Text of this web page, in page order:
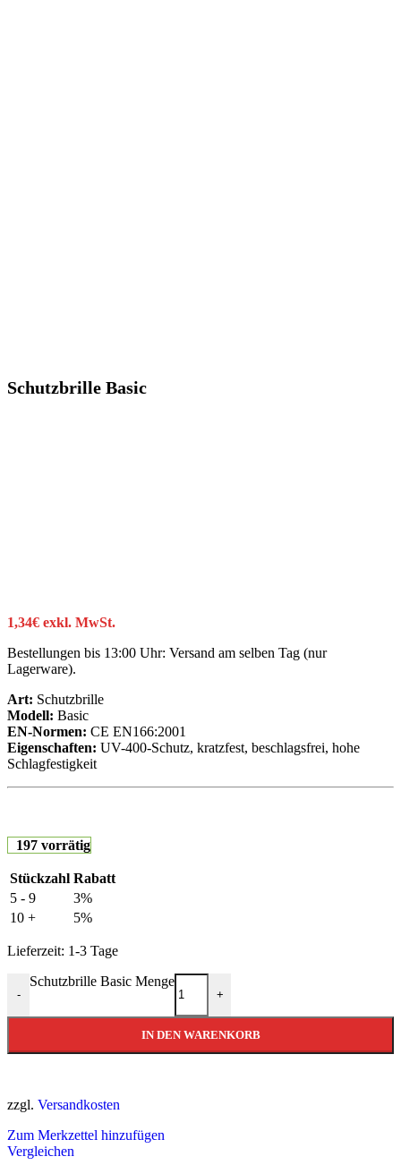
Schutzbrille Basic
1,34€ exkl. MwSt.
Bestellungen bis 13:00 Uhr: Versand am selben Tag (nur
Lagerware).
Art: Schutzbrille
Modell: Basic
EN-Normen: CE EN166:2001
Eigenschaften: UV-400-Schutz, kratzfest, beschlagsfrei, hohe
Schlagfestigkeit
197 vorrätig
Stückzahl Rabatt
5 - 9
3%
10 +
5%
Lieferzeit: 1-3 Tage
-
Schutzbrille Basic Menge
+
IN DEN WARENKORB
zzgl. Versandkosten
Zum Merkzettel hinzufügen
Vergleichen